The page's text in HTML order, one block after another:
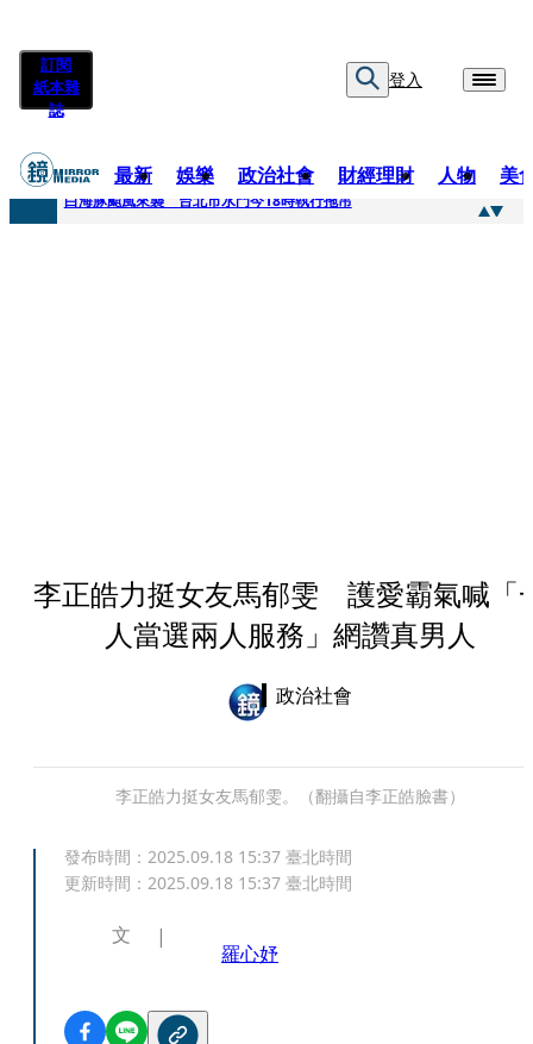
訂閱
紙本雜
誌
登入
最新 娛樂 政治社會 財經理財 人物 美
快訊
白海豚颱風來襲 台北市水門今18時執行拖吊
李正皓力挺女友馬郁雯 護愛霸氣喊「
人當選兩人服務」網讚真男人
政治社會
李正皓力挺女友馬郁雯。（翻攝自李正皓臉書）
發布時間： 2025.09.18 15:37 臺北時間
更新時間： 2025.09.18 15:37 臺北時間
文
羅心妤